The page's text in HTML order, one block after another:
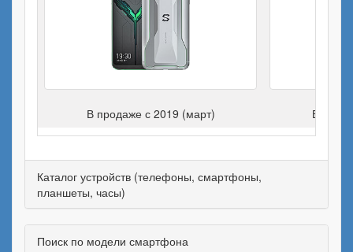
В продаже с 2019 (март) В
Каталог устройств (телефоны, смартфоны,
планшеты, часы)
Поиск по модели смартфона